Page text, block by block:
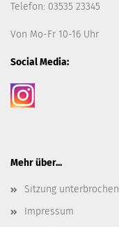
Telefon: 03535 23345
Von Mo-Fr 10-16 Uhr
Social Media:
Mehr über...
Sitzung unterbrochen
Impressum